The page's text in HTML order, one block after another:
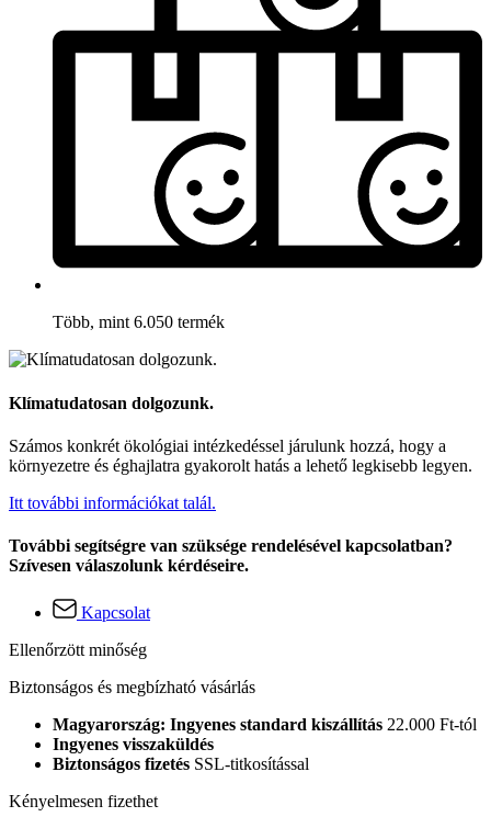
Több, mint 6.050 termék
Klímatudatosan dolgozunk.
Számos konkrét ökológiai intézkedéssel járulunk hozzá, hogy a
környezetre és éghajlatra gyakorolt hatás a lehető legkisebb legyen.
Itt további információkat talál.
További segítségre van szüksége rendelésével kapcsolatban?
Szívesen válaszolunk kérdéseire.
Kapcsolat
Ellenőrzött minőség
Biztonságos és megbízható vásárlás
Magyarország: Ingyenes standard kiszállítás 22.000 Ft-tól
Ingyenes visszaküldés
Biztonságos fizetés SSL-titkosítással
Kényelmesen fizethet